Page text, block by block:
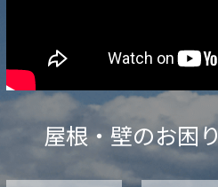
屋根・壁のお困